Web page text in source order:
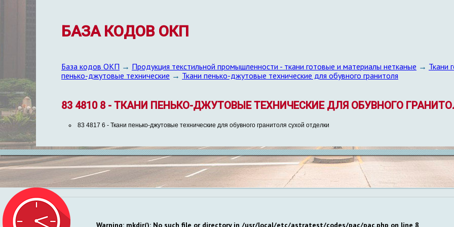
БАЗА КОДОВ ОКП
База кодов ОКП → Продукция текстильной промышленности - ткани готовые и материалы нетканые → Ткани
пенько-джутовые технические → Ткани пенько-джутовые технические для обувного гранитоля
83 4810 8 - ТКАНИ ПЕНЬКО-ДЖУТОВЫЕ ТЕХНИЧЕСКИЕ ДЛЯ ОБУВНОГО
83 4817 6 - Ткани пенько-джутовые технические для обувного гранитоля сухой отделки
Warning: mkdir(): No such file or directory in /usr/local/etc/astratest/codes/pac/pac.php on line 8